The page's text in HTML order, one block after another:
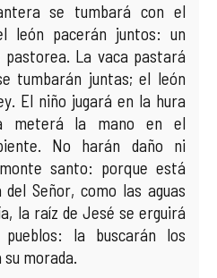
se tumbará con el
león pacerán juntos: un
pastorea. La vaca pastará
tumbarán juntas; el león
El niño jugará en la hura
meterá la mano en el
No harán daño ni
santo: porque está
Señor, como las aguas
la raíz de Jesé se erguirá
la buscarán los
morada.